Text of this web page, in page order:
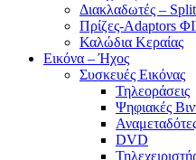
Διακλαδωτές –
Πρίζες-Adaptors
Καλώδια Κεραίας
Εικόνα – Ήχος
Συσκευές Εικόνας
Τηλεοράσεις
Ψηφιακές
DVD